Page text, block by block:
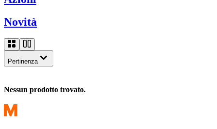
Novità
Pertinenza
Nessun prodotto trovato.